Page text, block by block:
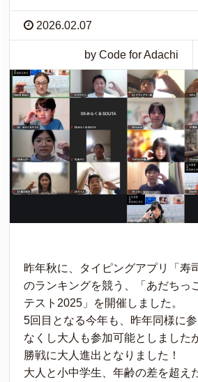
2026.02.07
by Code for Adachi
昨年秋に、タイピングアプリ「寿
のランキングを競う、「あだちっ
テスト2025」を開催しました。
5回目となる今年も、昨年同様に
なくし大人も参加可能としました
勝戦に大人進出となりました！
大人と小中学生、年齢の差を超え